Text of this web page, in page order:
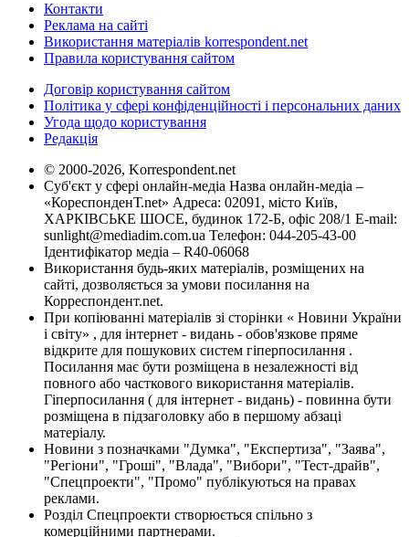
Контакти
Реклама на сайті
Використання матеріалів korrespondent.net
Правила користування сайтом
Договір користування сайтом
Політика у сфері конфіденційності і персональних даних
Угода щодо користування
Редакція
© 2000-2026, Korrespondent.net
Суб'єкт у сфері онлайн-медіа Назва онлайн-медіа –
«КореспонденТ.net» Адреса: 02091, місто Київ,
ХАРКІВСЬКЕ ШОСЕ, будинок 172-Б, офіс 208/1 E-mail:
sunlight@mediadim.com.ua Телефон: 044-205-43-00
Ідентифікатор медіа – R40-06068
Використання будь-яких матеріалів, розміщених на
сайті, дозволяється за умови посилання на
Корреспондент.net.
При копіюванні матеріалів зі сторінки « Новини України
і світу» , для інтернет - видань - обов'язкове пряме
відкрите для пошукових систем гіперпосилання .
Посилання має бути розміщена в незалежності від
повного або часткового використання матеріалів.
Гіперпосилання ( для інтернет - видань) - повинна бути
розміщена в підзаголовку або в першому абзаці
матеріалу.
Новини з позначками "Думка", "Експертиза", "Заява",
"Регіони", "Гроші", "Влада", "Вибори", "Тест-драйв",
"Спецпроекти", "Промо" публікуються на правах
реклами.
Розділ Спецпроекти створюється спільно з
комерційними партнерами.